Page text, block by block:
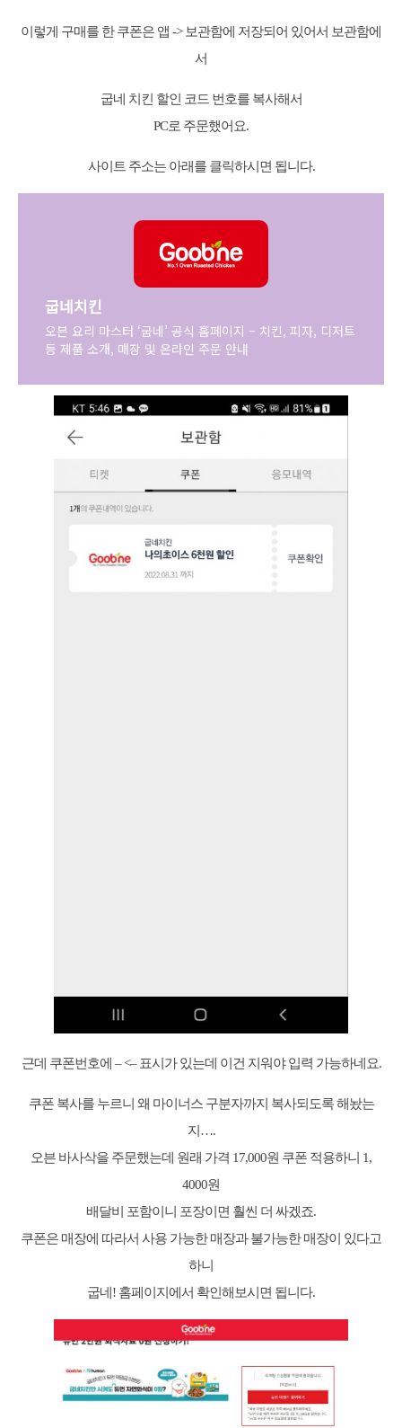
이렇게 구매를 한 쿠폰은 앱 -> 보관함에 저장되어 있어서 보관함에
서
굽네 치킨 할인 코드 번호를 복사해서
PC로 주문했어요.
사이트 주소는 아래를 클릭하시면 됩니다.
굽네치킨
오븐 요리 마스터 ‘굽네’ 공식 홈페이지 – 치킨, 피자, 디저트
등 제품 소개, 매장 및 온라인 주문 안내
근데 쿠폰번호에 – <– 표시가 있는데 이건 지워야 입력 가능하네요.
쿠폰 복사를 누르니 왜 마이너스 구분자까지 복사되도록 해놨는
지….
오븐 바사삭을 주문했는데 원래 가격 17,000원 쿠폰 적용하니 1,
4000원
배달비 포함이니 포장이면 훨씬 더 싸겠죠.
쿠폰은 매장에 따라서 사용 가능한 매장과 불가능한 매장이 있다고
하니
굽네! 홈페이지에서 확인해보시면 됩니다.